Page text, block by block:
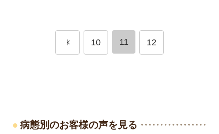
10 11 12
病態別のお客様の声を見る